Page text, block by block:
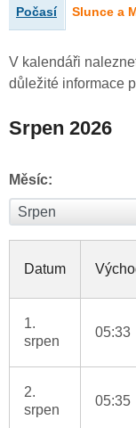
Počasí Slunce a
V kalendáři
důležité informace
Srpen 2026
Měsíc:
Datum
1.
srpen
05:33
2.
srpen
05:35